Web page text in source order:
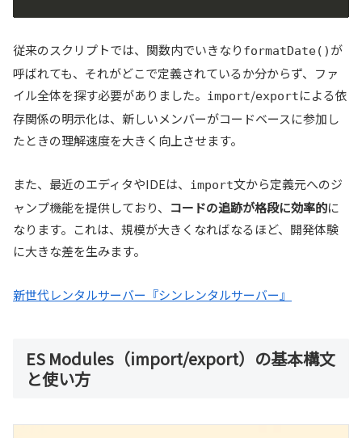
従来のスクリプトでは、関数内でいきなり formatDate() が
呼ばれても、それがどこで定義されているか分からず、ファ
イル全体を探す必要がありました。 import/exportによる依
存関係の明示化は、新しいメンバーがコードベースに参加し
たときの理解速度を大きく向上させます。
また、最近のエディタやIDEは、 import文から定義元へのジ
ャンプ機能を提供しており、 コードの追跡が格段に効率的に
なります。これは、規模が大きくなればなるほど、開発体験
に大きな差を生みます。
新世代レンタルサーバー『シンレンタルサーバー』
ES Modules（import/export）の基本構文
と使い方